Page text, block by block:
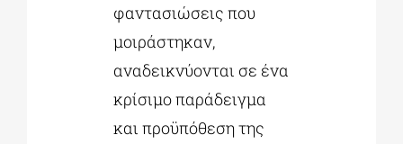
φαντασιώσεις που
μοιράστηκαν,
αναδεικνύονται σε ένα
κρίσιμο παράδειγμα
και προϋπόθεση της